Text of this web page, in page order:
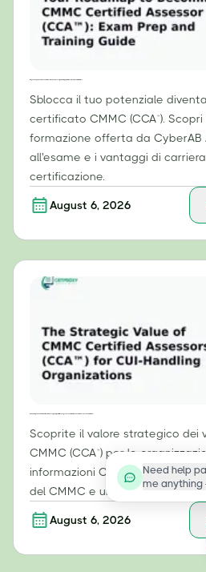
Sblocca il tuo potenziale
certificato CMMC (CCA™). Scopri
formazione offerta da CyberAB
all'esame e i vantaggi di
certificazione.
August 6, 2026
Scoprite il valore strategico dei
CMMC (CCA™) per le
informazioni CUI, garantendo la
del CMMC e una solida
August 6, 2026
Need help
me anything